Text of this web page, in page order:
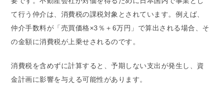
て行う仲介は、消費税の課税対象とされています。例えば、
仲介手数料が「売買価格×3％＋6万円」で算出される場合、そ
の金額に消費税が上乗せされるのです。
消費税を含めずに計算すると、予期しない支出が発生し、資
金計画に影響を与える可能性があります。